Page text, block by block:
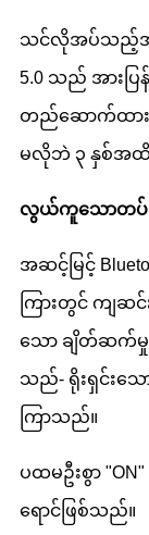
သင်လိုအပ်သည့်အခ
5.0 သည် အားပ
တည်ဆောက်ထားသ
မလိုဘဲ ၃ နှစ်အထိ
လွယ်ကူသောတပ်
အဆင့်မြင့်
ကြားတွင် ကျ
သော ချိတ်ဆက်
သည်- ရိုးရှင်းသေ
ကြာသည်။
ပထမဦးစွာ
ရောင်ဖြစ်သည်။